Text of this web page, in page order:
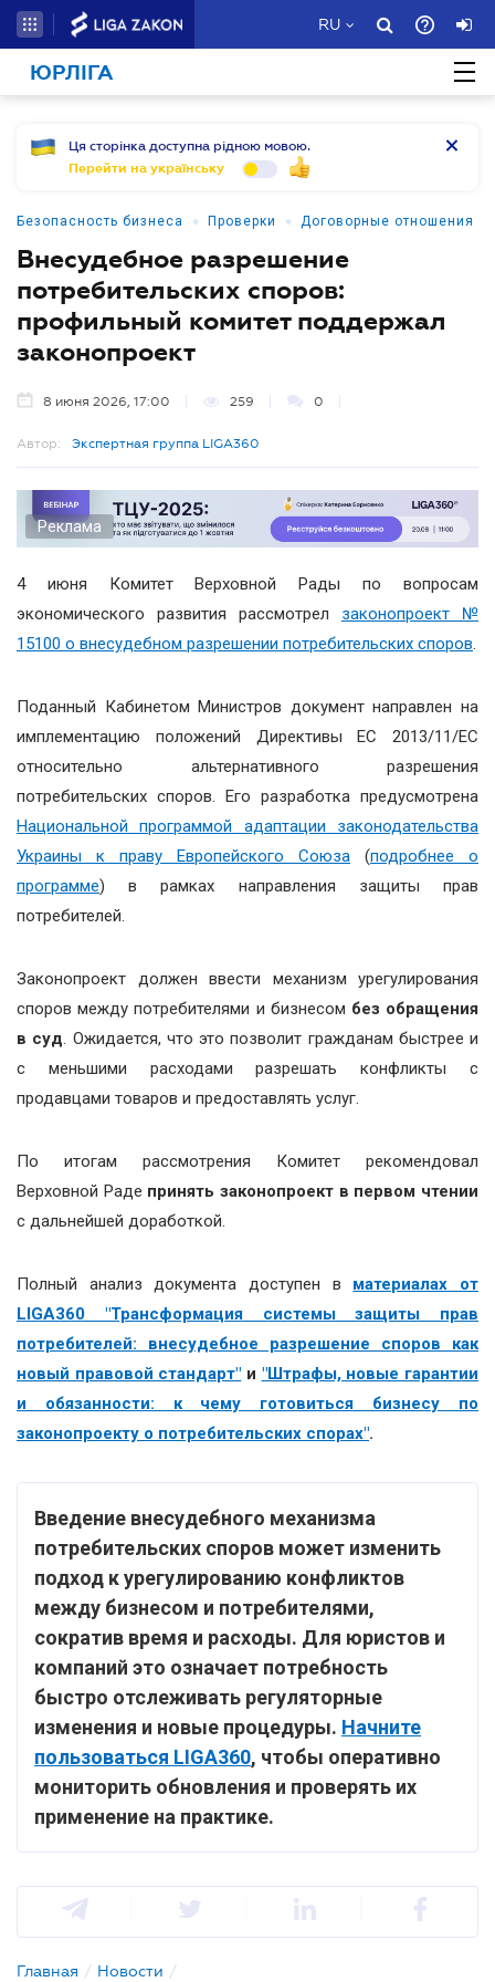
RU
ЮРЛІГА
Ця сторінка доступна рідною мовою.
Перейти на українську
Безопасность бизнеса • Проверки • Договорные отношения
Внесудебное разрешение
потребительских споров:
профильный комитет поддержал
законопроект
8 июня 2026, 17:00 259 0
Автор: Экспертная группа LIGA360
Реклама
4 июня Комитет Верховной Рады по вопросам
экономического развития рассмотрел законопроект №
15100 о внесудебном разрешении потребительских споров.
Поданный Кабинетом Министров документ направлен на
имплементацию положений Директивы ЕС 2013/11/ЕС
относительно альтернативного разрешения
потребительских споров. Его разработка предусмотрена
Национальной программой адаптации законодательства
Украины к праву Европейского Союза (подробнее о
программе) в рамках направления защиты прав
потребителей.
Законопроект должен ввести механизм урегулирования
споров между потребителями и бизнесом без обращения
в суд. Ожидается, что это позволит гражданам быстрее и
с меньшими расходами разрешать конфликты с
продавцами товаров и предоставлять услуг.
По итогам рассмотрения Комитет рекомендовал
Верховной Раде принять законопроект в первом чтении
с дальнейшей доработкой.
Полный анализ документа доступен в материалах от
LIGA360 "Трансформация системы защиты прав
потребителей: внесудебное разрешение споров как
новый правовой стандарт" и "Штрафы, новые гарантии
и обязанности: к чему готовиться бизнесу по
законопроекту о потребительских спорах".
Введение внесудебного механизма
потребительских споров может изменить
подход к урегулированию конфликтов
между бизнесом и потребителями,
сократив время и расходы. Для юристов и
компаний это означает потребность
быстро отслеживать регуляторные
изменения и новые процедуры. Начните
пользоваться LIGA360, чтобы оперативно
мониторить обновления и проверять их
применение на практике.
Главная / Новости /